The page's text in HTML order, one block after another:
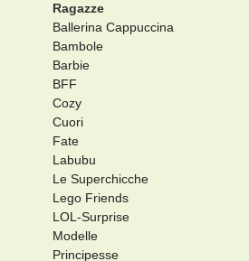
Ragazze
Ballerina Cappuccina
Bambole
Barbie
BFF
Cozy
Cuori
Fate
Labubu
Le Superchicche
Lego Friends
LOL-Surprise
Modelle
Principesse